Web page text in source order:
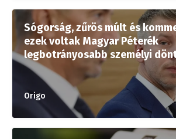
Sógorság, zűrös múlt és
ezek voltak Magyar Péterék
legbotrányosabb személyi
Origo